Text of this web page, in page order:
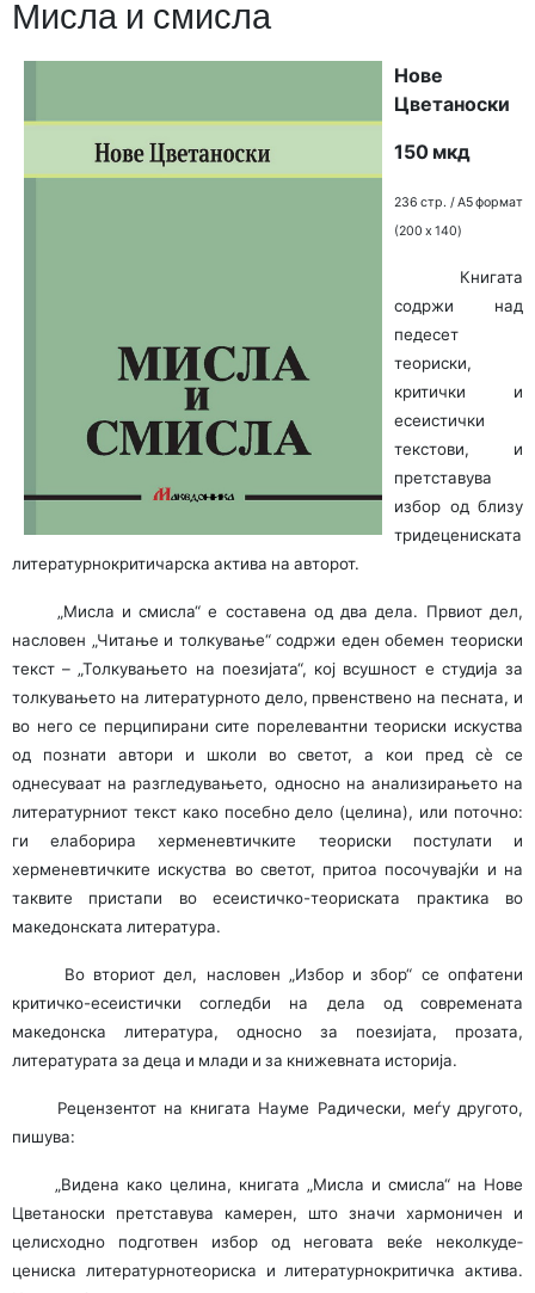
Мисла и смисла
Нове
Цветаноски
150 мкд
236 стр. / A5 формат
(200 x 140)
Книгата
содржи над
педесет
теориски,
критички и
есеистички
текстови, и
претставува
избор од близу
тридецениската
литературнокритичарска актива на авторот.
„Мисла и смисла“ е составена од два дела. Првиот дел,
насловен „Читање и толкување“ содржи еден обемен теориски
текст – „Толкувањето на поезијата“, кој всушност е студија за
толкувањето на литературното дело, првенствено на песната, и
во него се перципирани сите порелевантни теориски искуства
од познати автори и школи во светот, а кои пред сè се
однесуваат на разгледувањето, односно на анализирањето на
литературниот текст како посебно дело (целина), или поточно:
ги елаборира херменевтичките теориски постулати и
херменевтичките искуства во светот, притоа посочувајќи и на
таквите пристапи во есеистичко-теориската практика во
македонската литература.
Во вториот дел, насловен „Избор и збор“ се опфатени
критичко-есеистички согледби на дела од современата
македонска литература, односно за поезијата, прозата,
литературата за деца и млади и за книжевната историја.
Рецензентот на книгата Науме Радически, меѓу другото,
пишува:
„Видена како целина, книгата „Мисла и смисла“ на Нове
Цветаноски претставува камерен, што значи хармо­ничен и
целисходно подготвен избор од неговата веќе неколкуде­
цениска литературнотеориска и литера­турно­критичка актива.